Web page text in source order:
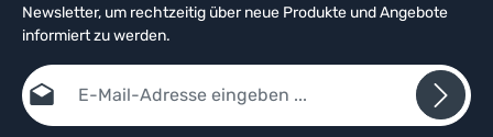
Newsletter, um rechtzeitig über neue Produkte und Angebote
informiert zu werden.
E-Mail-Adresse*